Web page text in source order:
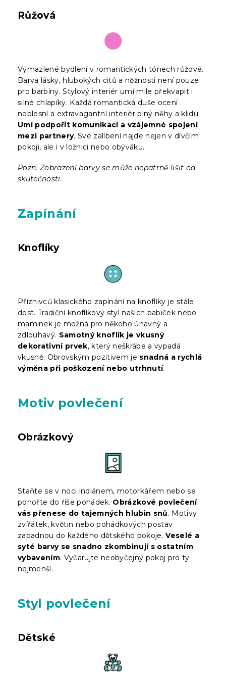
Růžová
Vymazlené bydlení v romantických tónech růžové.
Barva lásky, hlubokých citů a něžnosti není pouze
pro barbíny. Stylový interiér umí mile překvapit i
silné chlapíky. Každá romantická duše ocení
noblesní a extravagantní interiér plný něhy a klidu.
Umí podpořit komunikaci a vzájemné spojení
mezi partnery. Své zalíbení najde nejen v dívčím
pokoji, ale i v ložnici nebo obýváku.
Pozn. Zobrazení barvy se může nepatrně lišit od
skutečnosti.
Zapínání
Knoflíky
Příznivců klasického zapínání na knoflíky je stále
dost. Tradiční knoflíkový styl našich babiček nebo
maminek je možná pro někoho únavný a
zdlouhavý. Samotný knoflík je vkusný
dekorativní prvek, který neškrábe a vypadá
vkusně. Obrovským pozitivem je snadná a rychlá
výměna při poškození nebo utrhnutí.
Motiv povlečení
Obrázkový
Staňte se v noci indiánem, motorkářem nebo se
ponořte do říše pohádek. Obrázkové povlečení
vás přenese do tajemných hlubin snů. Motivy
zvířátek, květin nebo pohádkových postav
zapadnou do každého dětského pokoje.Veselé a
syté barvy se snadno zkombinují s ostatním
vybavením. Vyčarujte neobyčejný pokoj pro ty
nejmenší.
Styl povlečení
Dětské